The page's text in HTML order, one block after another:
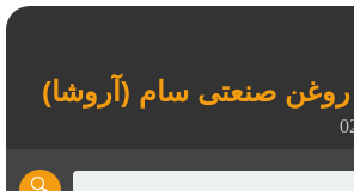
روغن صنعتی سام (آروشا)